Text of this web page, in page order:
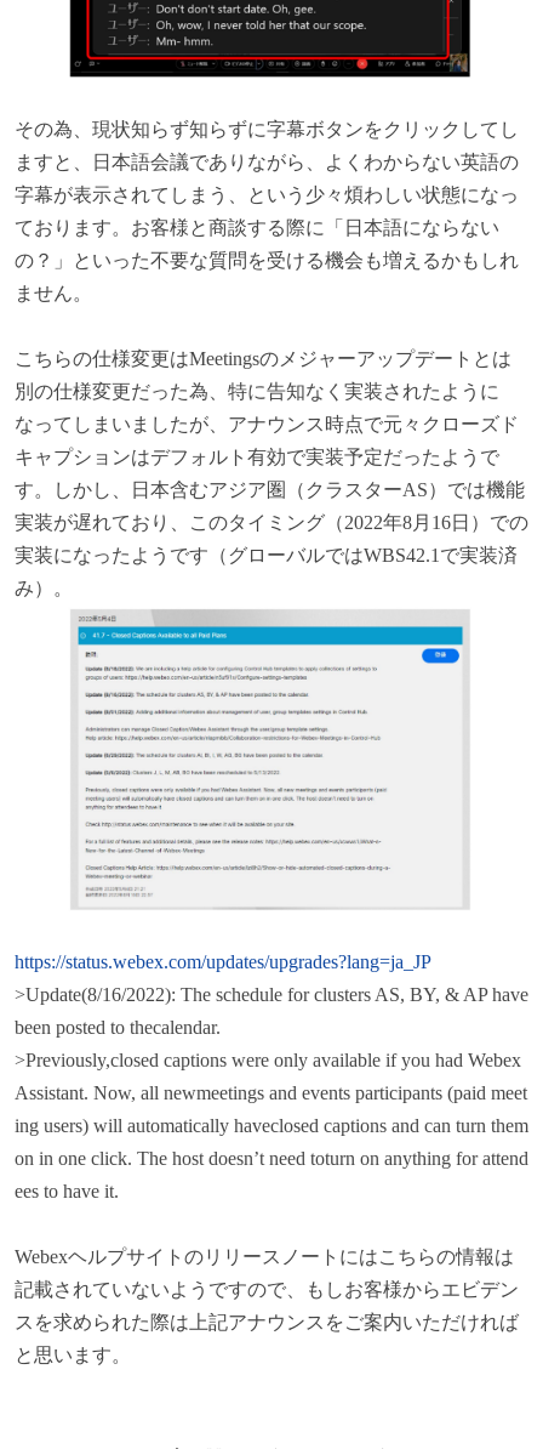
その為、現状知らず知らずに字幕ボタンをクリックしてし
ますと、日本語会議でありながら、よくわからない英語の
字幕が表示されてしまう、という少々煩わしい状態になっ
ております。お客様と商談する際に「日本語にならない
の？」といった不要な質問を受ける機会も増えるかもしれ
ません。
こちらの仕様変更はMeetingsのメジャーアップデートとは
別の仕様変更だった為、特に告知なく実装されたように
なってしまいましたが、アナウンス時点で元々クローズド
キャプションはデフォルト有効で実装予定だったようで
す。しかし、日本含むアジア圏（クラスターAS）では機能
実装が遅れており、このタイミング（2022年8月16日）での
実装になったようです（グローバルではWBS42.1で実装済
み）。
https://status.webex.com/updates/upgrades?lang=ja_JP
>Update(8/16/2022): The schedule for clusters AS, BY, & AP have
been posted to thecalendar.
>Previously,closed captions were only available if you had Webex
Assistant. Now, all newmeetings and events participants (paid meet
ing users) will automatically haveclosed captions and can turn them
on in one click. The host doesn’t need toturn on anything for attend
ees to have it.
Webexヘルプサイトのリリースノートにはこちらの情報は
記載されていないようですので、もしお客様からエビデン
スを求められた際は上記アナウンスをご案内いただければ
と思います。